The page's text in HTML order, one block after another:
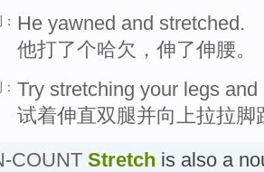
He yawned and stretched.
他打了个哈欠，伸了伸腰。
Try stretching your legs
试着伸直双腿并向上拉拉脚
COUNT Stretch is also a